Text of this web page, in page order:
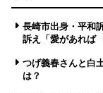
長崎市出身・平和
訴え「愛があれば
つげ義春さんと白
は？